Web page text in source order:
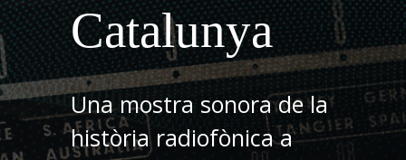
Catalunya
Una mostra sonora de la
història radiofònica a